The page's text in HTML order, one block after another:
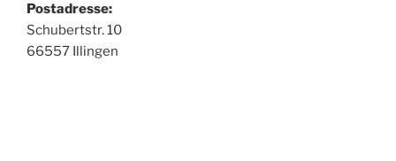
Postadresse:
Schubertstr. 10
66557 Illingen